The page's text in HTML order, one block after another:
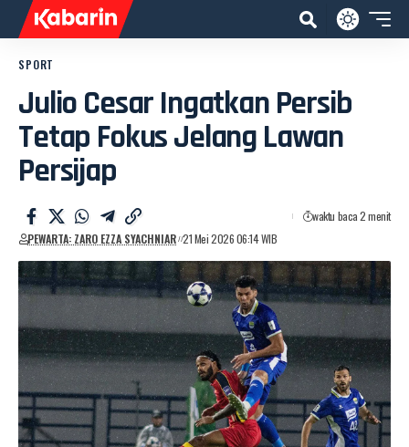
SPORT
Julio Cesar Ingatkan Persib
Tetap Fokus Jelang Lawan
Persijap
PEWARTA: ZARO EZZA SYACHNIAR 21 Mei 2026 06:14 WIB
waktu baca 2 menit